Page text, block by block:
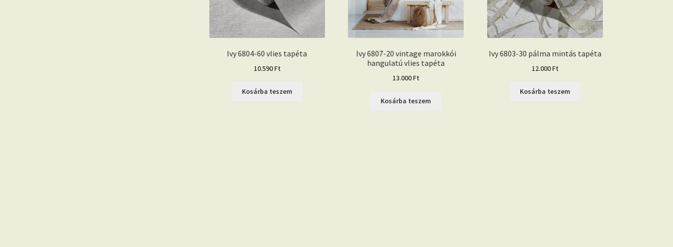
Ivy 6804-60 vlies tapéta
10.590Ft
Kosárba teszem
Ivy 6807-20 vintage marokkói
hangulatú vlies tapéta
13.000Ft
Kosárba teszem
Ivy 6803-30 pálma mintás tapéta
12.000Ft
Kosárba teszem